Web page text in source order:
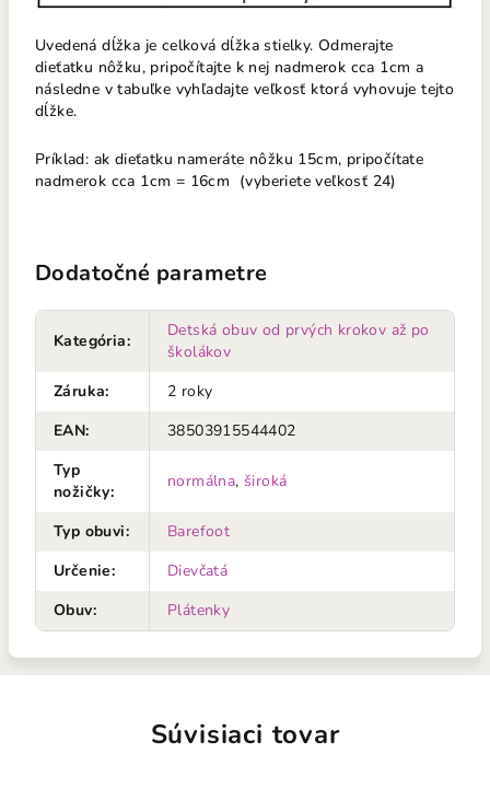
Uvedená dĺžka je celková dĺžka stielky. Odmerajte
dieťatku nôžku, pripočítajte k nej nadmerok cca 1cm a
následne v tabuľke vyhľadajte veľkosť ktorá vyhovuje tejto
dĺžke.
Príklad: ak dieťatku nameráte nôžku 15cm, pripočítate
nadmerok cca 1cm = 16cm (vyberiete veľkosť 24)
Dodatočné parametre
Kategória:
Detská obuv od prvých krokov až po
školákov
Záruka:
2 roky
EAN:
38503915544402
Typ
nožičky:
normálna, široká
Typ obuvi:
Barefoot
Určenie:
Dievčatá
Obuv: Plátenky
Súvisiaci tovar